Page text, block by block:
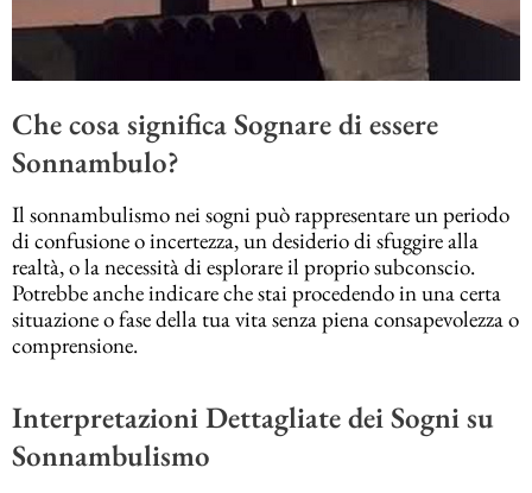
Che cosa significa Sognare di essere
Sonnambulo?
Il sonnambulismo nei sogni può rappresentare un periodo
di confusione o incertezza, un desiderio di sfuggire alla
realtà, o la necessità di esplorare il proprio subconscio.
Potrebbe anche indicare che stai procedendo in una certa
situazione o fase della tua vita senza piena consapevolezza o
comprensione.
Interpretazioni Dettagliate dei Sogni su
Sonnambulismo